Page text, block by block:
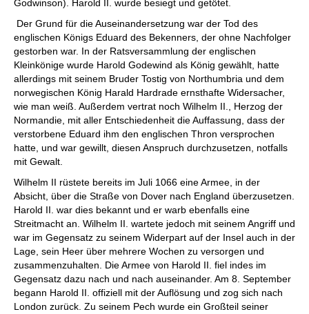
Godwinson). Harold II. wurde besiegt und getötet.
Der Grund für die Auseinandersetzung war der Tod des
englischen Königs Eduard des Bekenners, der ohne Nachfolger
gestorben war. In der Ratsversammlung der englischen
Kleinkönige wurde Harold Godewind als König gewählt, hatte
allerdings mit seinem Bruder Tostig von Northumbria und dem
norwegischen König Harald Hardrade ernsthafte Widersacher,
wie man weiß. Außerdem vertrat noch Wilhelm II., Herzog der
Normandie, mit aller Entschiedenheit die Auffassung, dass der
verstorbene Eduard ihm den englischen Thron versprochen
hatte, und war gewillt, diesen Anspruch durchzusetzen, notfalls
mit Gewalt.
Wilhelm II rüstete bereits im Juli 1066 eine Armee, in der
Absicht, über die Straße von Dover nach England überzusetzen.
Harold II. war dies bekannt und er warb ebenfalls eine
Streitmacht an. Wilhelm II. wartete jedoch mit seinem Angriff und
war im Gegensatz zu seinem Widerpart auf der Insel auch in der
Lage, sein Heer über mehrere Wochen zu versorgen und
zusammenzuhalten. Die Armee von Harold II. fiel indes im
Gegensatz dazu nach und nach auseinander. Am 8. September
begann Harold II. offiziell mit der Auflösung und zog sich nach
London zurück. Zu seinem Pech wurde ein Großteil seiner